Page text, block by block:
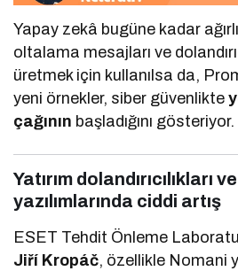
Yapay zekâ bugüne kadar
oltalama mesajları ve
üretmek için kullanılsa da,
yeni örnekler, siber güvenlikte
çağının başladığını gösteriyor.
Yatırım dolandırıcılıkları
yazılımlarında ciddi artış
ESET Tehdit Önleme
Jiří Kropáč, özellikle Nomani